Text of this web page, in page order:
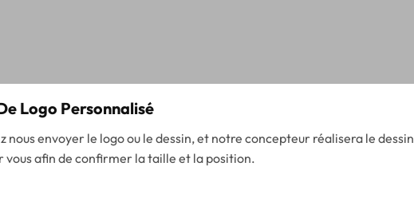
Logo Personnalisé
nous envoyer le logo ou le dessin, et notre concepteur réalisera le dessin
vous afin de confirmer la taille et la position.